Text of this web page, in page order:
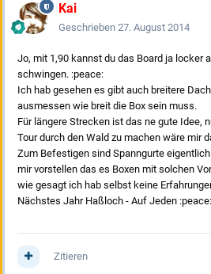
Kai
Geschrieben 27. August 2014
Jo, mit 1,90 kannst du das Board ja locker
schwingen. :peace:
Ich hab gesehen es gibt auch breitere
ausmessen wie breit die Box sein muss.
Für längere Strecken ist das ne gute Idee,
Tour durch den Wald zu machen wäre mir
Zum Befestigen sind Spanngurte
mir vorstellen das es Boxen mit solchen
wie gesagt ich hab selbst keine
Nächstes Jahr Haßloch - Auf Jeden :peace:
Zitieren